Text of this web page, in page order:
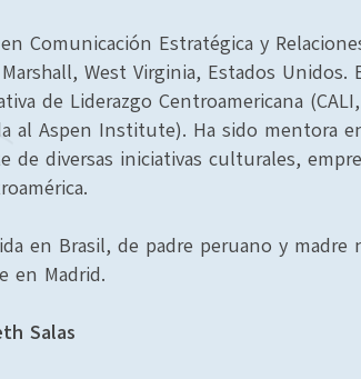
Comunicación Estratégica y
West Virginia, Estados Unidos.
de Liderazgo Centroamericana
al Aspen Institute). Ha sido mentora
de diversas iniciativas culturales,
en Brasil, de padre peruano y madre
en Madrid.
Salas